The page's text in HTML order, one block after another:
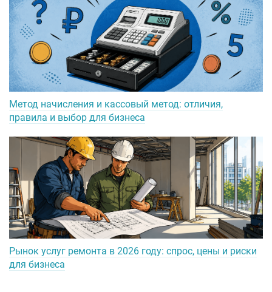
Метод начисления и кассовый метод: отличия,
правила и выбор для бизнеса
Рынок услуг ремонта в 2026 году: спрос, цены и риски
для бизнеса